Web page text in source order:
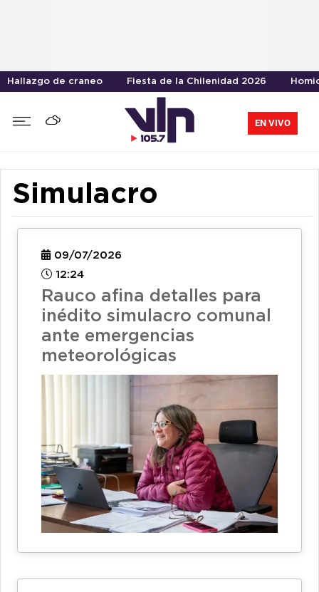
Hallazgo de craneo Fiesta de la Chilenidad 2026
EN VIVO
Simulacro
09/07/2026
12:24
Rauco afina detalles para
inédito simulacro comunal
ante emergencias
meteorológicas